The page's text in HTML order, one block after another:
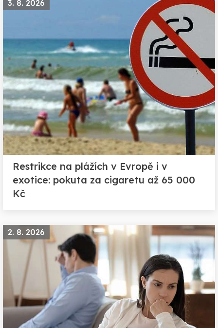
3. 8. 2026
Restrikce na plážích v Evropě i v
exotice: pokuta za cigaretu až 65 000
Kč
2. 8. 2026